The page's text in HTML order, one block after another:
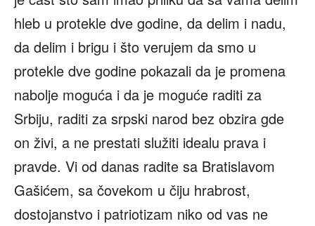
hleb u protekle dve godine, da delim i nadu,
da delim i brigu i što verujem da smo u
protekle dve godine pokazali da je promena
nabolje moguća i da je moguće raditi za
Srbiju, raditi za srpski narod bez obzira gde
on živi, a ne prestati služiti idealu prava i
pravde. Vi od danas radite sa Bratislavom
Gašićem, sa čovekom u čiju hrabrost,
dostojanstvo i patriotizam niko od vas ne